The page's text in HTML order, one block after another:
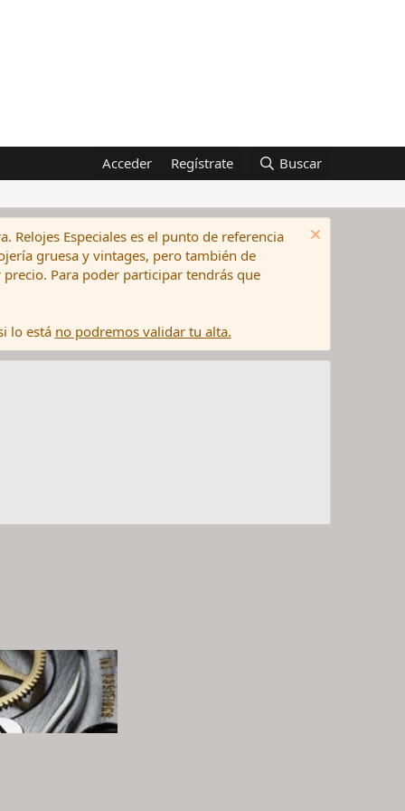
Acceder Regístrate Buscar
Relojes Especiales es el punto de referencia
gruesa y vintages, pero también de
Para poder participar tendrás que
lo está no podremos validar tu alta.